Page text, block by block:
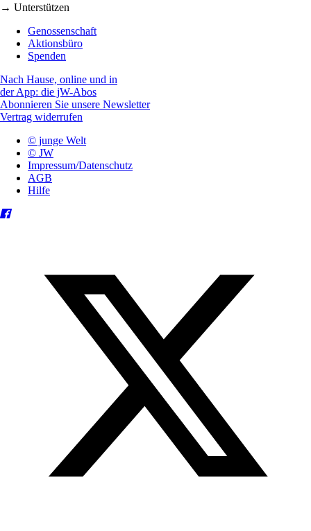
→ Unterstützen
Genossenschaft
Aktionsbüro
Spenden
Nach Hause, online und in
der App: die jW-Abos
Abonnieren Sie unsere Newsletter
Vertrag widerrufen
© junge Welt
© JW
Impressum/Datenschutz
AGB
Hilfe